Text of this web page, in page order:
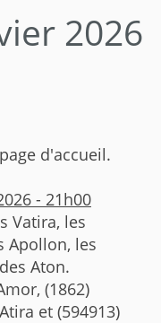
2026
d'accueil.
- 21h00
Vatira, les
Apollon, les
Aton.
(1862)
et (594913)